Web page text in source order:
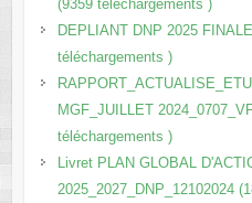
(9359 téléchargements )
DEPLIANT DNP 2025
téléchargements )
MGF_JUILLET
téléchargements )
Livret PLAN GLOBAL
2025_2027_DNP_12102024